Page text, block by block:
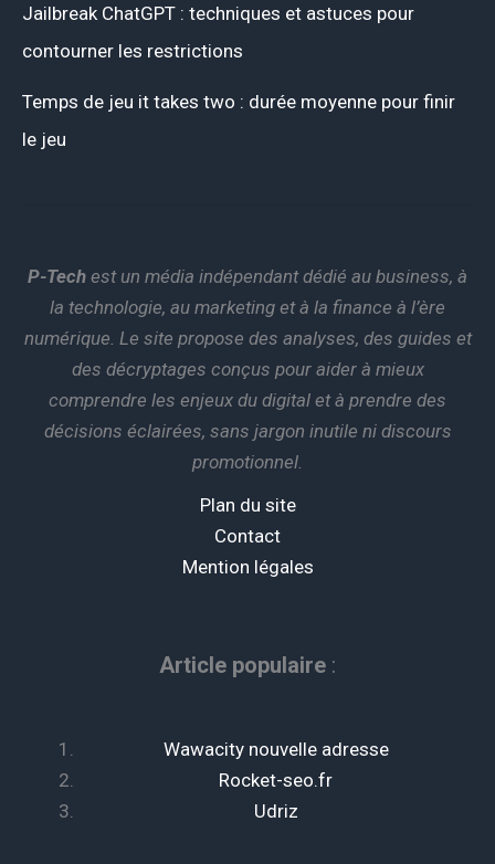
Jailbreak ChatGPT : techniques et astuces pour
contourner les restrictions
Temps de jeu it takes two : durée moyenne pour finir
le jeu
P-Tech est un média indépendant dédié au business, à
la technologie, au marketing et à la finance à l’ère
numérique. Le site propose des analyses, des guides et
des décryptages conçus pour aider à mieux
comprendre les enjeux du digital et à prendre des
décisions éclairées, sans jargon inutile ni discours
promotionnel.
Plan du site
Contact
Mention légales
Article populaire :
Wawacity nouvelle adresse
Rocket-seo.fr
Udriz